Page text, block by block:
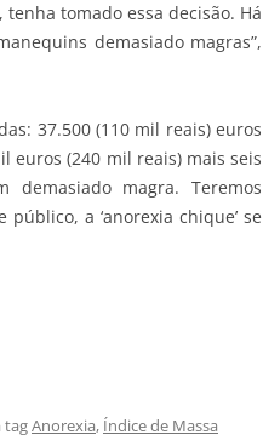
tomado essa decisão. Há
demasiado magras”,
37.500 (110 mil reais) euros
euros (240 mil reais) mais seis
magra. Teremos
a ‘anorexia chique’ se
tagAnorexia, Índice de Massa